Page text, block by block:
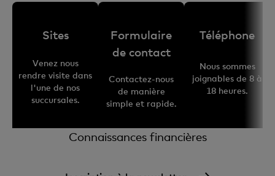
Sites
Venez nous
rendre visite dans
l'une de nos
succursales.
Formulaire
de contact
Contactez-nous
de manière
simple et rapide.
Téléphone
Nous sommes
joignables de 8 à
18 heures.
Connaissances financières